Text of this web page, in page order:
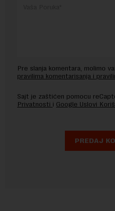
Pre slanja komentara, molimo
pravilima komentarisanja i
Sajt je zaštićen pomocu
Privatnosti i Google Uslovi